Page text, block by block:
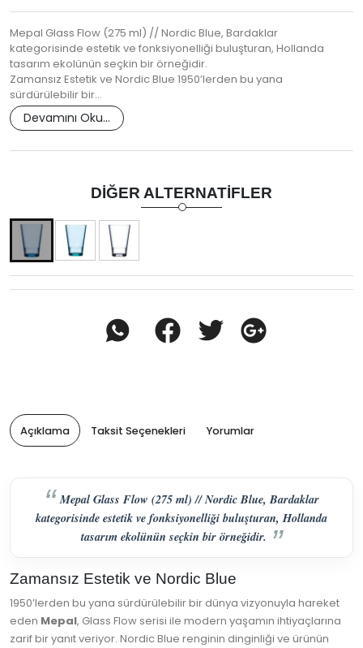
Mepal Glass Flow (275 ml) // Nordic Blue, Bardaklar
kategorisinde estetik ve fonksiyonelliği buluşturan, Hollanda
tasarım ekolünün seçkin bir örneğidir.
Zamansız Estetik ve Nordic Blue 1950’lerden bu yana
sürdürülebilir bir…
Devamını Oku...
DIĞER ALTERNATIFLER
Açıklama Taksit Seçenekleri Yorumlar
Mepal Glass Flow (275 ml) // Nordic Blue, Bardaklar
kategorisinde estetik ve fonksiyonelliği buluşturan, Hollanda
tasarım ekolünün seçkin bir örneğidir.
Zamansız Estetik ve Nordic Blue
1950’lerden bu yana sürdürülebilir bir dünya vizyonuyla hareket
eden Mepal, Glass Flow serisi ile modern yaşamın ihtiyaçlarına
zarif bir yanıt veriyor. Nordic Blue renginin dinginliği ve ürünün